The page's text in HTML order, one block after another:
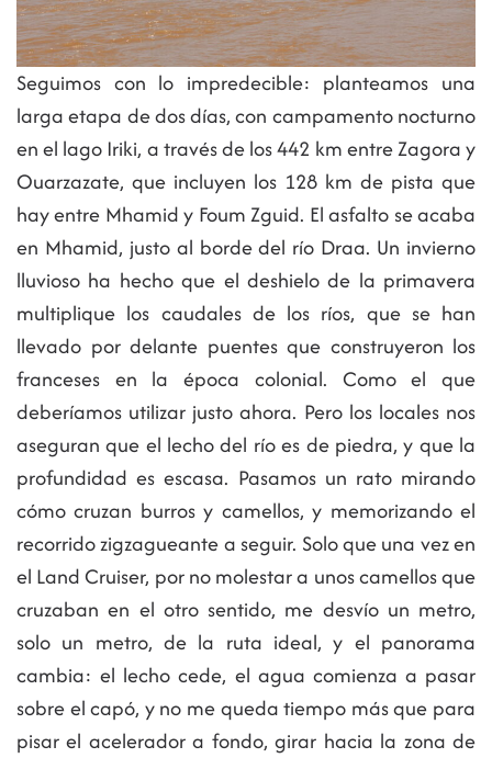
Seguimos con lo impredecible: planteamos una
larga etapa de dos días, con campamento nocturno
en el lago Iriki, a través de los 442 km entre Zagora y
Ouarzazate, que incluyen los 128 km de pista que
hay entre Mhamid y Foum Zguid. El asfalto se acaba
en Mhamid, justo al borde del río Draa. Un invierno
lluvioso ha hecho que el deshielo de la primavera
multiplique los caudales de los ríos, que se han
llevado por delante puentes que construyeron los
franceses en la época colonial. Como el que
deberíamos utilizar justo ahora. Pero los locales nos
aseguran que el lecho del río es de piedra, y que la
profundidad es escasa. Pasamos un rato mirando
cómo cruzan burros y camellos, y memorizando el
recorrido zigzagueante a seguir. Solo que una vez en
el Land Cruiser, por no molestar a unos camellos que
cruzaban en el otro sentido, me desvío un metro,
solo un metro, de la ruta ideal, y el panorama
cambia: el lecho cede, el agua comienza a pasar
sobre el capó, y no me queda tiempo más que para
pisar el acelerador a fondo, girar hacia la zona de